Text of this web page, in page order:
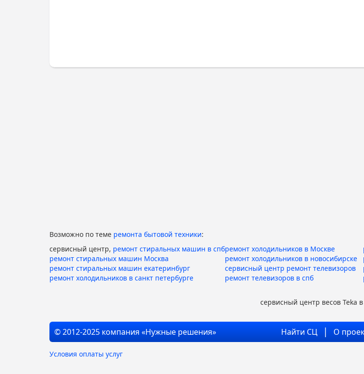
Возможно по теме ремонта бытовой техники:
сервисный центр, ремонт стиральных машин в спбремонт холодильников в Москве
ремонт стиральных машин Москва
ремонт холодильников в новосибирске
ремонт стиральных машин екатеринбург
сервисный центр ремонт телевизоров
ремонт холодильников в санкт петербурге
ремонт телевизоров в спб
сервисный центр весов Teka
© 2012-2025 компания «Нужные решения» Найти СЦ О
Условия оплаты услуг